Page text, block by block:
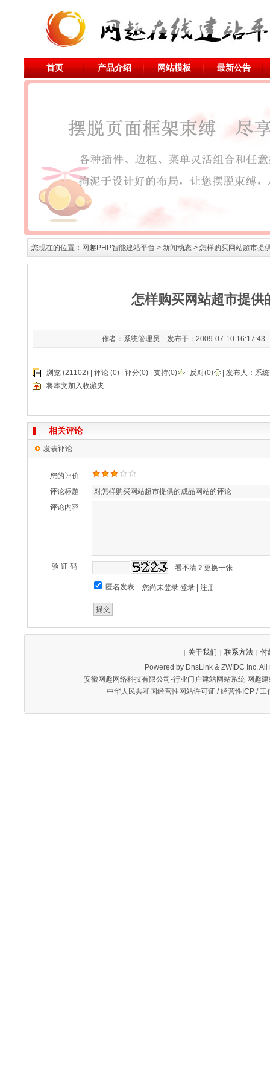
首页 产品介绍 网站模板 最新公告
您现在的位置： 网趣PHP智能建站平台 > 新闻动态 > 怎样购买网站超市提
怎样购买网站超市提供
作者：系统管理员 发布于：2009-07-10
浏览 (21102) | 评论 (0) | 评分(0) | 支持(0) 反对(0) | 发布人： 系
将本文加入收藏夹
相关评论
发表评论
您的评价
评论标题
评论内容
验 证 码 看不清？更换一张
匿名发表 您尚未登录 登录 注册
Powered by DnsLink & ZWIDC Inc.
安徽网趣网络科技有限公司-行业门户建站网站系统 网趣
中华人民共和国经营性网站许可证 / 经营性ICP / 工
| 关于我们 | 联系方法 | 付